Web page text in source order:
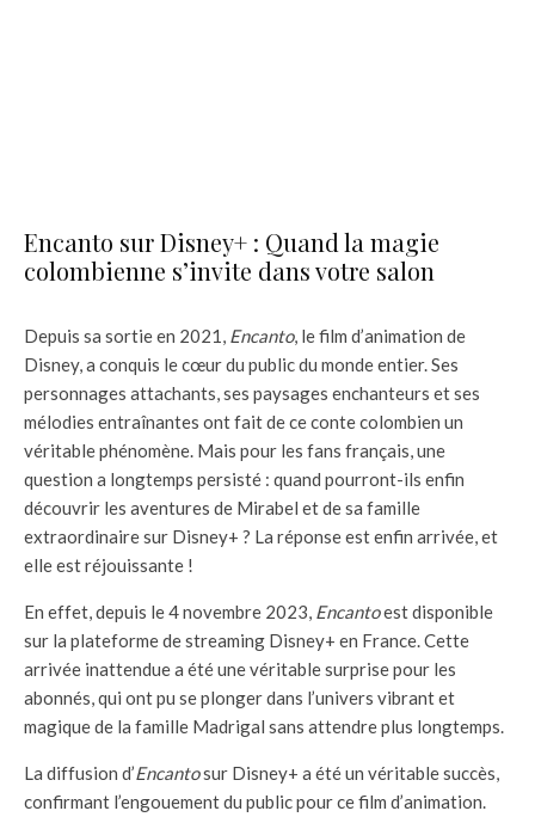
Encanto sur Disney+ : Quand la magie
colombienne s’invite dans votre salon
Depuis sa sortie en 2021, Encanto, le film d’animation de
Disney, a conquis le cœur du public du monde entier. Ses
personnages attachants, ses paysages enchanteurs et ses
mélodies entraînantes ont fait de ce conte colombien un
véritable phénomène. Mais pour les fans français, une
question a longtemps persisté : quand pourront-ils enfin
découvrir les aventures de Mirabel et de sa famille
extraordinaire sur Disney+ ? La réponse est enfin arrivée, et
elle est réjouissante !
En effet, depuis le 4 novembre 2023, Encantoest disponible
sur la plateforme de streaming Disney+ en France. Cette
arrivée inattendue a été une véritable surprise pour les
abonnés, qui ont pu se plonger dans l’univers vibrant et
magique de la famille Madrigal sans attendre plus longtemps.
La diffusion d’Encantosur Disney+ a été un véritable succès,
confirmant l’engouement du public pour ce film d’animation.